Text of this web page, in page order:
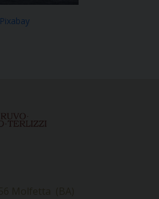
Pixabay